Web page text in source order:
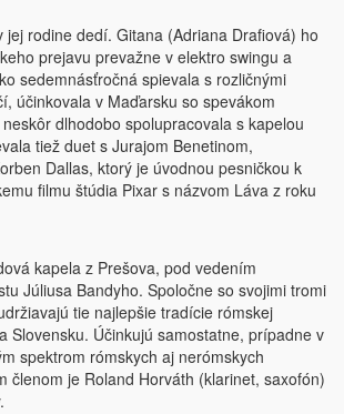
jej rodine dedí. Gitana (Adriana Drafiová) ho
prejavu prevažne v elektro swingu a
sedemnásťročná spievala s rozličnými
účinkovala v Maďarsku so spevákom
dlhodobo spolupracovala s kapelou
tiež duet s Jurajom Benetinom,
Dallas, ktorý je úvodnou pesničkou k
filmu štúdia Pixar s názvom Láva z roku
kapela z Prešova, pod vedením
Júliusa Bandyho. Spoločne so svojimi tromi
tie najlepšie tradície rómskej
Slovensku. Účinkujú samostatne, prípadne v
spektrom rómskych aj nerómskych
členom je Roland Horváth (klarinet, saxofón)